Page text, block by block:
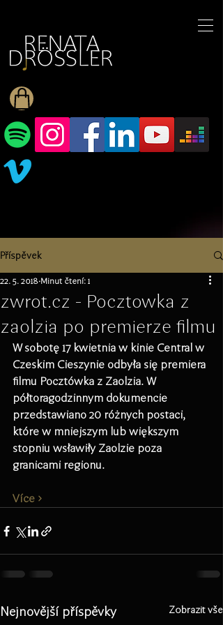
Příspěvek
zwrot.cz - Pocztowka z
zaolzia po premierze filmu
22. 5. 2018 Minut čtení: 1
W sobotę 17 kwietnia w kinie Central w
Czeskim Cieszynie odbyła się premiera
filmu Pocztówka z Zaolzia. W
półtoragodzinnym dokumencie
przedstawiano 20 różnych postaci,
które w mniejszym lub większym
stopniu wsławiły Zaolzie poza
granicami regionu.
Více ›
Nejnovější příspěvky Zobrazit vše